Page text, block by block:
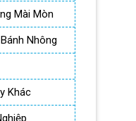
Mài Mòn
Nhông
Khác